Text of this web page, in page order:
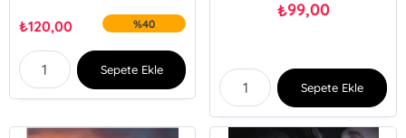
₺120,00 %40
Sepete Ekle
₺99,00
Sepete Ekle